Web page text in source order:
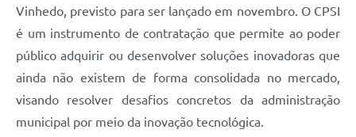
Links Úteis
Vinhedo, previsto para ser lançado em novembro. O CPSI
é um instrumento de contratação que permite ao poder
público adquirir ou desenvolver soluções inovadoras que
ainda não existem de forma consolidada no mercado,
visando resolver desafios concretos da administração
municipal por meio da inovação tecnológica.